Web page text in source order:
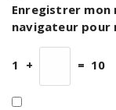
Enregistrer mon
navigateur pour
1 + = 10